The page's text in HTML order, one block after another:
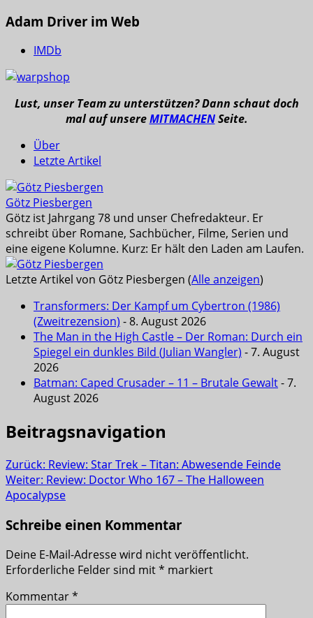
Adam Driver im Web
IMDb
Lust, unser Team zu unterstützen? Dann schaut doch
mal auf unsereMITMACHENSeite.
Über
Letzte Artikel
Götz Piesbergen
Götz ist Jahrgang 78 und unser Chefredakteur. Er
schreibt über Romane, Sachbücher, Filme, Serien und
eine eigene Kolumne. Kurz: Er hält den Laden am Laufen.
Letzte Artikel von Götz Piesbergen (Alle anzeigen)
Transformers: Der Kampf um Cybertron (1986)
(Zweitrezension) - 8. August 2026
The Man in the High Castle – Der Roman: Durch ein
Spiegel ein dunkles Bild (Julian Wangler) - 7. August
2026
Batman: Caped Crusader – 11 – Brutale Gewalt- 7.
August 2026
Beitragsnavigation
Zurück: Review: Star Trek – Titan: Abwesende Feinde
Weiter: Review: Doctor Who 167 – The Halloween
Apocalypse
Schreibe einen Kommentar
Deine E-Mail-Adresse wird nicht veröffentlicht.
Erforderliche Felder sind mit* markiert
Kommentar*